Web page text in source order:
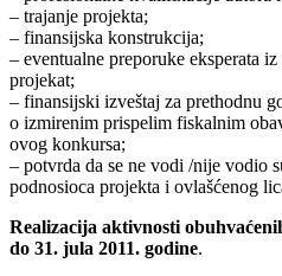
– trajanje projekta;
– finansijska konstrukcija;
– eventualne preporuke eksperata
projekat;
– finansijski izveštaj za prethodnu
o izmirenim prispelim fiskalnim
ovog konkursa;
– potvrda da se ne vodi /nije vodio
podnosioca projekta i ovlašćenog
Realizacija aktivnosti
do 31. jula 2011. godine.